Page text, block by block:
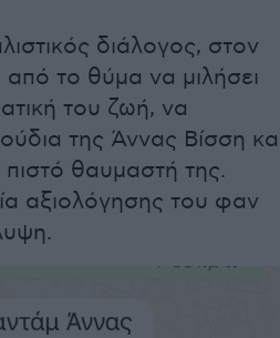
διάλογος, στον
το θύμα να μιλήσει
του ζωή, να
της Άννας Βίσση
θαυμαστή της.
αξιολόγησης του φαν